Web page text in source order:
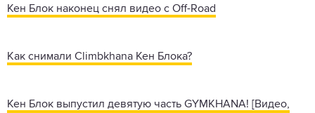
Кен Блок наконец снял видео с Off-Road
Как снимали Climbkhana Кен Блока?
Кен Блок выпустил девятую часть GYMKHANA! [Видео,